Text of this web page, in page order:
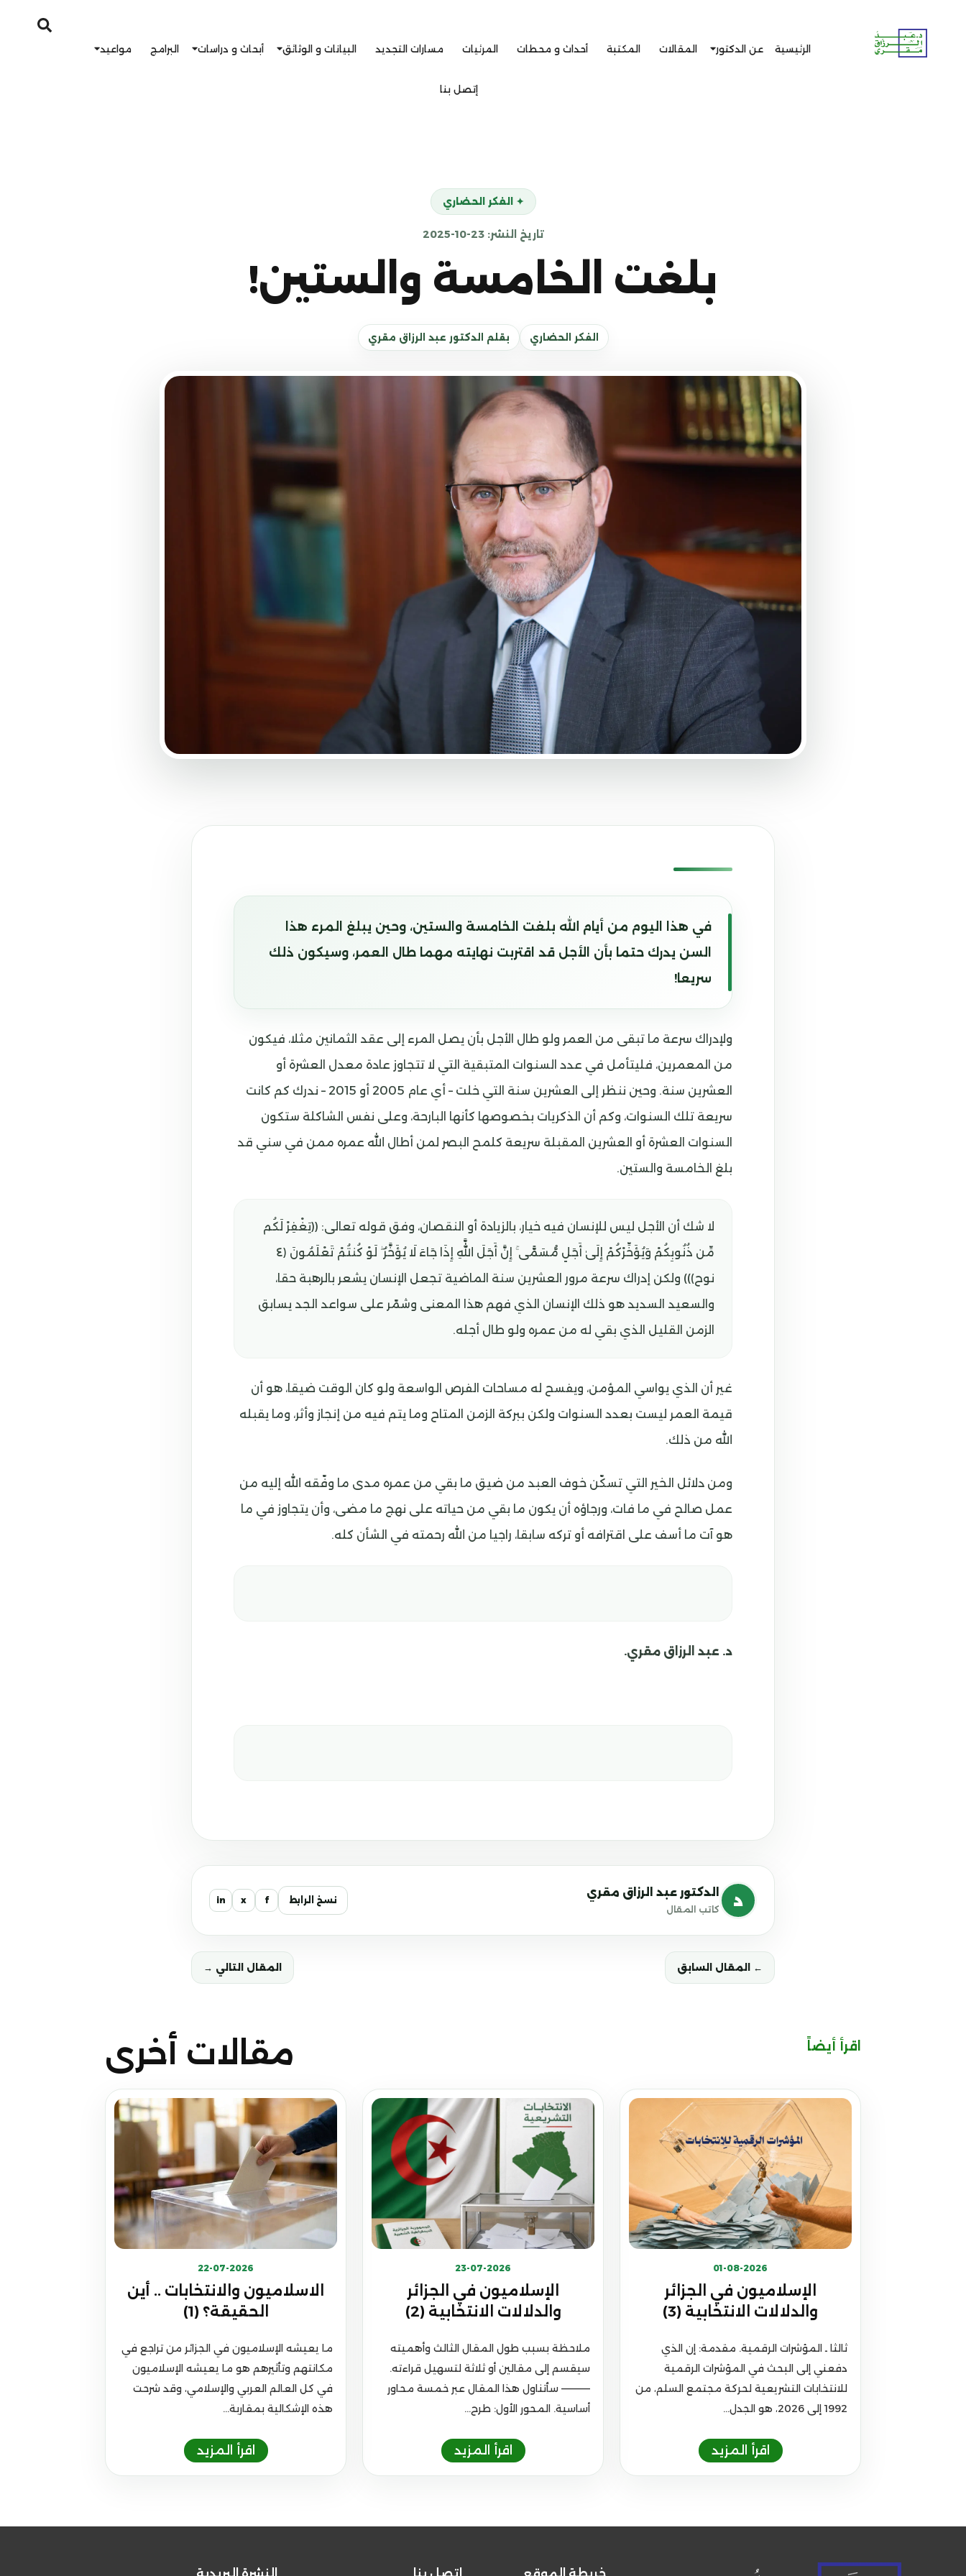
الرئيسية عن الدكتور المقالات المكتبة أحداث و محطات المرئيات مسارات التجديد البيانات و الوثائق أبحاث و دراسات البرامج مواعيد
إتصل بنا
✦ الفكر الحضاري
تاريخ النشر: 23-10-2025
بلغت الخامسة والستين!
الفكر الحضاري بقلم الدكتور عبد الرزاق مقري
في هذا اليوم من أيام الله بلغت الخامسة والستين، وحين يبلغ المرء هذا
السن يدرك حتما بأن الأجل قد اقتربت نهايته مهما طال العمر، وسيكون ذلك
سريعا!
ولإدراك سرعة ما تبقى من العمر ولو طال الأجل بأن يصل المرء إلى عقد الثمانين مثلا، فيكون
من المعمرين، فليتأمل في عدد السنوات المتبقية التي لا تتجاوز عادة معدل العشرة أو
العشرين سنة. وحين ننظر إلى العشرين سنة التي خلت – أي عام 2005 أو 2015 – ندرك كم كانت
سريعة تلك السنوات، وكم أن الذكريات بخصوصها كأنها البارحة، وعلى نفس الشاكلة ستكون
السنوات العشرة أو العشرين المقبلة سريعة كلمح البصر لمن أطال الله عمره ممن في سني قد
بلغ الخامسة والستين.
لا شك أن الأجل ليس للإنسان فيه خيار، بالزيادة أو النقصان، وفق قوله تعالى: ((يَغْفِرْ لَكُم
مِّن ذُنُوبِكُمْ وَيُؤَخِّرْكُمْ إِلَىٰ أَجَلٍ مُّسَمًّى ۚ إِنَّ أَجَلَ اللَّهِ إِذَا جَاءَ لَا يُؤَخَّرُ ۖ لَوْ كُنتُمْ تَعْلَمُونَ ﴿٤
نوح﴾)) ولكن إدراك سرعة مرور العشرين سنة الماضية تجعل الإنسان يشعر بالرهبة حقا،
والسعيد السديد هو ذلك الإنسان الذي فهم هذا المعنى وشمّر على سواعد الجد يسابق
الزمن القليل الذي بقي له من عمره ولو طال أجله.
غير أن الذي يواسي المؤمن، ويفسح له مساحات الفرص الواسعة ولو كان الوقت ضيقا، هو أن
قيمة العمر ليست بعدد السنوات ولكن ببركة الزمن المتاح وما يتم فيه من إنجاز وأثر، وما يقبله
الله من ذلك.
ومن دلائل الخير التي تسكّن خوف العبد من ضيق ما بقي من عمره مدى ما وفّقه الله إليه من
عمل صالح في ما فات، ورجاؤه أن يكون ما بقي من حياته على نهج ما مضى، وأن يتجاوز في ما
هو آت ما أسف على اقترافه أو تركه سابقا، راجيا من الله رحمته في الشأن كله.
د. عبد الرزاق مقري.
د الدكتور عبد الرزاق مقري
كاتب المقال
نسخ الرابط f
x
in
← المقال السابق المقال التالي →
اقرأ أيضاً مقالات أخرى
01-08-2026
الإسلاميون في الجزائر
والدلالات الانتخابية (3)
ثالثا ـ المؤشرات الرقمية. مقدمة: إن الذي
دفعني إلى البحث في المؤشرات الرقمية
للانتخابات التشريعية لحركة مجتمع السلم، من
1992 إلى 2026، هو الجدل...
23-07-2026
الإسلاميون في الجزائر
والدلالات الانتخابية (2)
ملاحظة بسبب طول المقال الثالث وأهميته
سيقسم إلى مقالين أو ثلاثة لتسهيل قراءته.
———— سأتناول هذا المقال عبر خمسة محاور
أساسية. المحور الأول: طرح...
22-07-2026
الاسلاميون والانتخابات .. أين
الحقيقة؟ (1)
ما يعيشه الإسلاميون في الجزائر من تراجع في
مكانتهم وتأثيرهم هو ما يعيشه الإسلاميون
في كل العالم العربي والإسلامي، وقد شرحت
هذه الإشكالية بمقاربة...